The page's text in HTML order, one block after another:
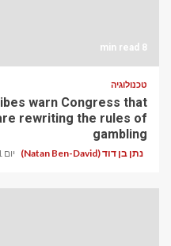
8 min read
טכנולוגיה
warn Congress that
rewriting the rules of
gambling
נתן בן דוד (Natan Ben-David) יום 1 ago